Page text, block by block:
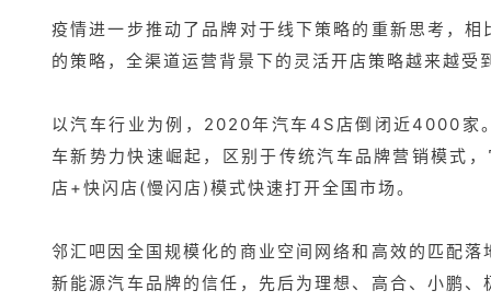
疫情进一步推动了品牌对于线下策略的重新思考，
的策略，全渠道运营背景下的灵活开店策略越来越受
以汽车行业为例，2020年汽车4S店倒闭近4000家
车新势力快速崛起，区别于传统汽车品牌营销模式
店+快闪店(慢闪店)模式快速打开全国市场。
邻汇吧因全国规模化的商业空间网络和高效的匹配
新能源汽车品牌的信任，先后为理想、高合、小鹏